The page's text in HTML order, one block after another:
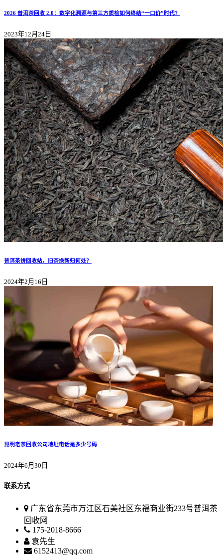
2026 普洱茶回收 2.0：数字化溯源与第三方质检如何终结“一口价”时代？
2023年12月24日
普洱茶饼回收站，旧茶换新归何处？
2024年2月16日
昆明老茶回收公司地址电话是多少号码
2024年6月30日
联系方式
广东省东莞市万江区石美社区东福商业街233号普洱茶
回收网
175-2018-8666
袁先生
6152413@qq.com